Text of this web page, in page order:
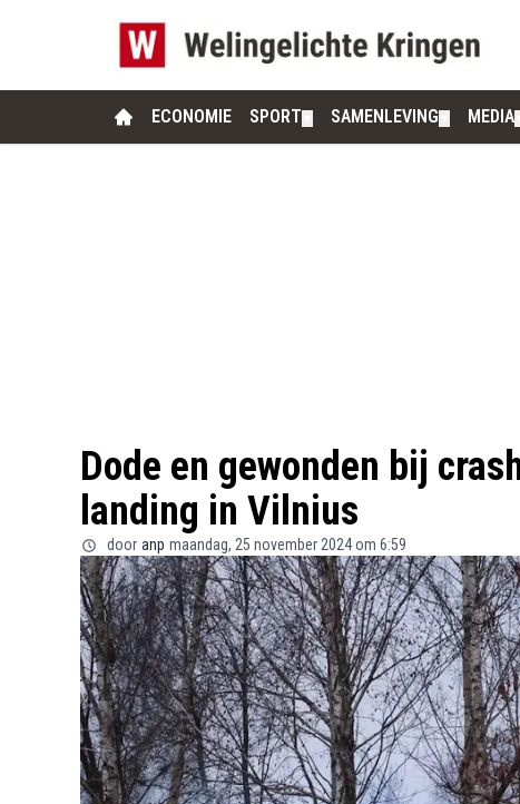
ECONOMIE SPORT SAMENLEVING MEDIA
Dode en gewonden bij
landing in Vilnius
door anp maandag, 25 november 2024 om 6:59